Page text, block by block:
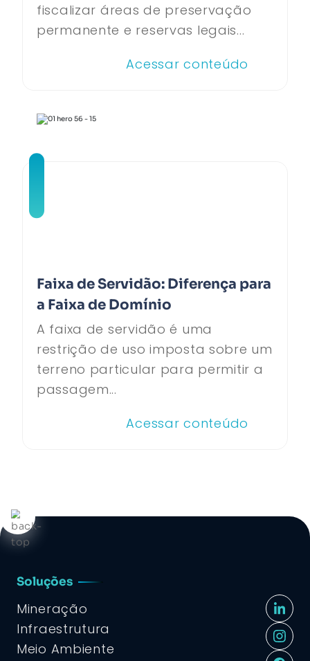
fiscalizar áreas de preservação
permanente e reservas legais...
Acessar conteúdo
Faixa de Servidão: Diferença para
a Faixa de Domínio
A faixa de servidão é uma
restrição de uso imposta sobre um
terreno particular para permitir a
passagem...
Acessar conteúdo
Soluções
Mineração
Infraestrutura
Meio Ambiente